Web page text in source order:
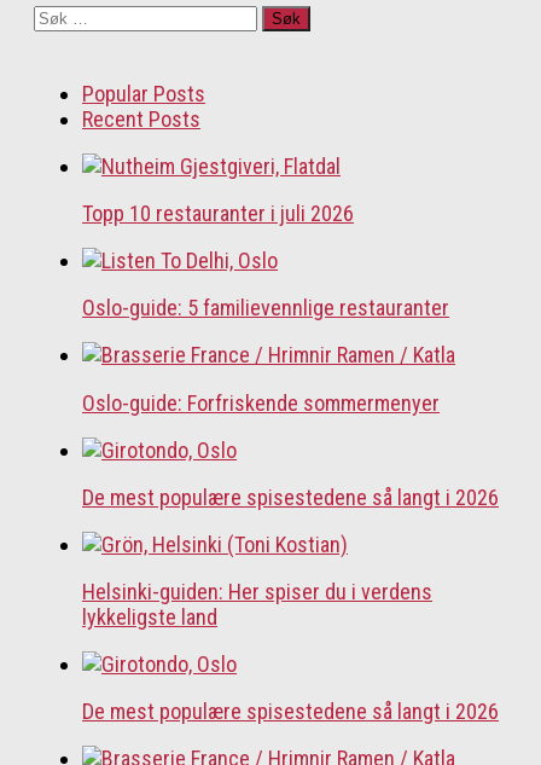
Søk
Popular Posts
Recent Posts
Topp 10 restauranter i juli 2026
Oslo-guide: 5 familievennlige restauranter
Oslo-guide: Forfriskende sommermenyer
De mest populære spisestedene så langt i 2026
Helsinki-guiden: Her spiser du i verdens
lykkeligste land
De mest populære spisestedene så langt i 2026